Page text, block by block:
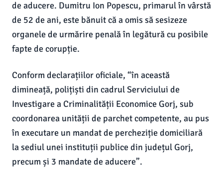
de aducere. Dumitru Ion Popescu, primarul în vârstă
de 52 de ani, este bănuit că a omis să sesizeze
organele de urmărire penală în legătură cu posibile
fapte de corupție.
Conform declarațiilor oficiale, “în această
dimineață, polițiști din cadrul Serviciului de
Investigare a Criminalității Economice Gorj, sub
coordonarea unității de parchet competente, au pus
în executare un mandat de percheziție domiciliară
la sediul unei instituții publice din județul Gorj,
precum și 3 mandate de aducere”.